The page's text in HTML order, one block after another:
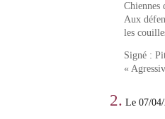
Chiennes
Aux
les
Signé :
«
2. Le 07/